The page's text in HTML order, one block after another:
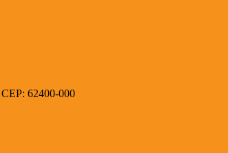
62400-000